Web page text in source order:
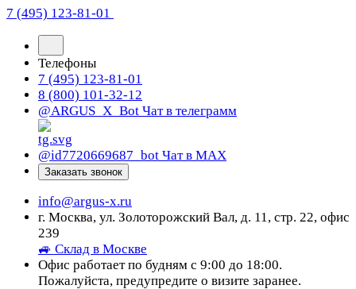
7 (495) 123-81-01
Телефоны
7 (495) 123-81-01
8 (800) 101-32-12
@ARGUS_X_Bot Чат в телеграмм
@id7720669687_bot Чат в МАХ
Заказать звонок
info@argus-x.ru
г. Москва, ул. Золоторожский Вал, д. 11, стр. 22, офис
239
🚙 Склад в Москве
Офис работает по будням с 9:00 до 18:00.
Пожалуйста, предупредите о визите заранее.